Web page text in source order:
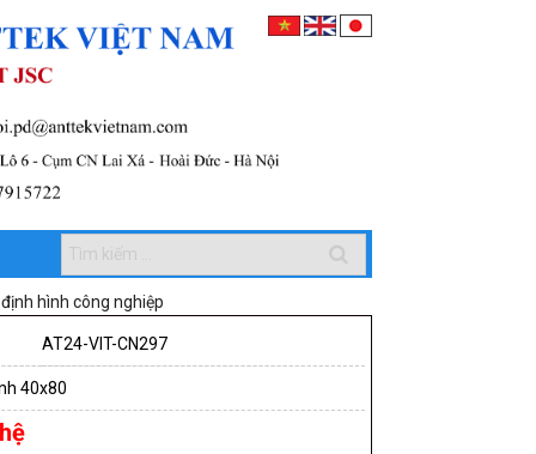
hình công nghiệp
AT24-VIT-CN297
40x80